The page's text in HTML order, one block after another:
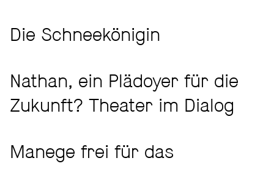
Die Schneekönigin
Nathan, ein Plädoyer für die
Zukunft? Theater im Dialog
Manege frei für das